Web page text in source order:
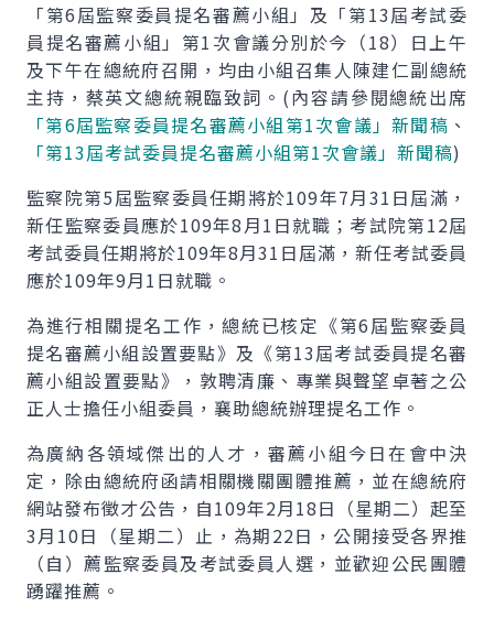
「第6屆監察委員提名審薦小組」及「第13屆考試委
員提名審薦小組」第1次會議分別於今（18）日上午
及下午在總統府召開，均由小組召集人陳建仁副總統
主持，蔡英文總統親臨致詞。(內容請參閱總統出席
「第6屆監察委員提名審薦小組第1次會議」新聞稿 、
「第13屆考試委員提名審薦小組第1次會議」新聞稿)
監察院第5屆監察委員任期將於109年7月31日屆滿，
新任監察委員應於109年8月1日就職；考試院第12屆
考試委員任期將於109年8月31日屆滿，新任考試委員
應於109年9月1日就職。
為進行相關提名工作，總統已核定《第6屆監察委員
提名審薦小組設置要點》及《第13屆考試委員提名審
薦小組設置要點》，敦聘清廉、專業與聲望卓著之公
正人士擔任小組委員，襄助總統辦理提名工作。
為廣納各領域傑出的人才，審薦小組今日在會中決
定，除由總統府函請相關機關團體推薦，並在總統府
網站發布徵才公告，自109年2月18日（星期二）起至
3月10日（星期二）止，為期22日，公開接受各界推
（自）薦監察委員及考試委員人選，並歡迎公民團體
踴躍推薦。